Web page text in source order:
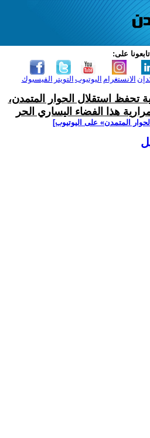
تابعونا على:
الفيسبوك التويتر اليوتيوب الانستغرام
تحفظ استقلال الحوار المتمدن،
هذا الفضاء اليساري الحر
المتمدن» على اليوتيوب]